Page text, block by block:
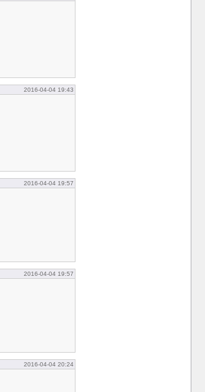
2016-04-04 19:43
2016-04-04 19:57
2016-04-04 19:57
2016-04-04 20:24